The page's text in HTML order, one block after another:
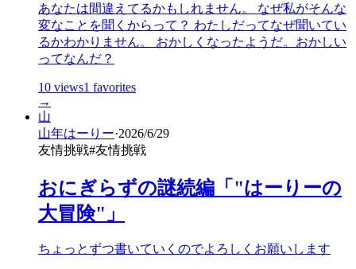
あなたは間違えてるかもしれません。 なぜ私がそんな
変なことを聞くからって？ わたしだってなぜ聞いてい
るかわかりません。 おかしくなったようだ。おかしい
ってなんだ？
10 views1 favorites
→
山
山年はーりー·2026/6/29
友情挑戦#友情挑戦
おにぎらずの謎続編「"はーりーの
大冒険"」
ちょっとずつ書いていくのでよろしくお願いします